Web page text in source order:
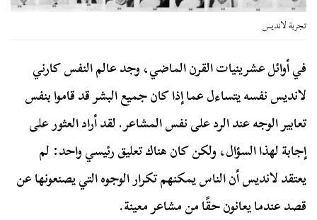
تجربة لانديس
في أوائل عشرينيات القرن الماضي، وجد عالم النفس كارني
لانديس نفسه يتساءل عما إذا كان جميع البشر قد قاموا بنفس
تعابير الوجه عند الرد على نفس المشاعر. لقد أراد العثور على
إجابة لهذا السؤال، ولكن كان هناك تعليق رئيسي واحد: لم
يعتقد لانديس أن الناس يمكنهم تكرار الوجوه التي يصنعونها عن
قصد عندما يعانون حقًا من مشاعر معينة.